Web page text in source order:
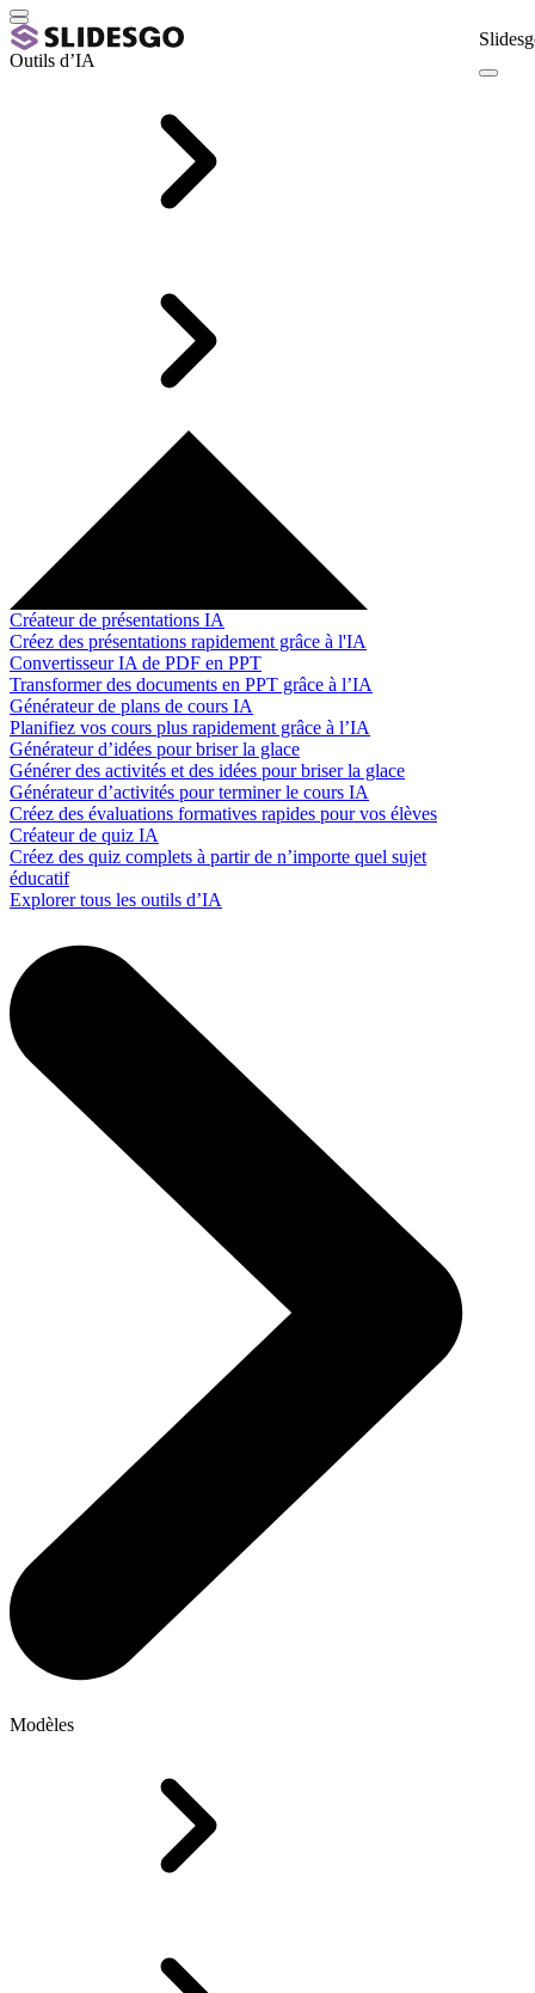
Outils d’IA
Créateur de présentations IA
Créez des présentations rapidement grâce à l'IA
Convertisseur IA de PDF en PPT
Transformer des documents en PPT grâce à l’IA
Générateur de plans de cours IA
Planifiez vos cours plus rapidement grâce à l’IA
Générateur d’idées pour briser la glace
Générer des activités et des idées pour briser la glace
Générateur d’activités pour terminer le cours IA
Créez des évaluations formatives rapides pour vos élèves
Créateur de quiz IA
Créez des quiz complets à partir de n’importe quel sujet
éducatif
Explorer tous les outils d’IA
Modèles